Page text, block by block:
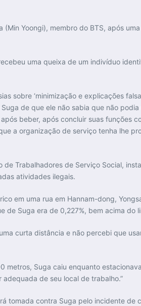
Yoongi), membro do BTS, após
uma queixa de um indivíduo
sobre ‘minimização e explicações
de que ele não sabia que não
beber, após concluir suas funções
a organização de serviço tenha lhe
Trabalhadores de Serviço Social,
atividades ilegais.
em uma rua em Hannam-dong,
de Suga era de 0,227%, bem acima do
curta distância e não percebi que
Suga caiu enquanto
de seu local de trabalho.”
tomada contra Suga pelo incidente